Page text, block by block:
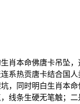
本命佛唐卡吊坠，
热贡唐卡结合国
，同时明白生肖本
线条生硬无笔触；